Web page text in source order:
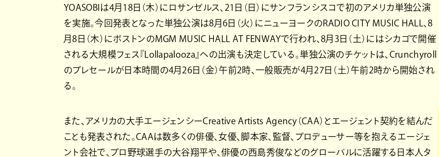
YOASOBIは4月18日（木）にロサンゼルス、21日（日）にサンフランシスコで初のアメリカ単独公演
を実施。今回発表となった単独公演は8月6日（火）にニューヨークのRADIO CITY MUSIC HALL、8
月8日（木）にボストンのMGM MUSIC HALL AT FENWAYで行われ、8月3日（土）にはシカゴで開催
される大規模フェス『Lollapalooza』への出演も決定している。単独公演のチケットは、Crunchyroll
のプレセールが日本時間の4月26日（金）午前2時、一般販売が4月27日（土）午前2時から開始され
る。
また、アメリカの大手エージェンシーCreative Artists Agency（CAA）とエージェント契約を結んだ
ことも発表された。CAAは数多くの俳優、女優、脚本家、監督、プロデューサー等を抱えるエージェ
ント会社で、プロ野球選手の大谷翔平や、俳優の西島秀俊などのグローバルに活躍する日本人タ